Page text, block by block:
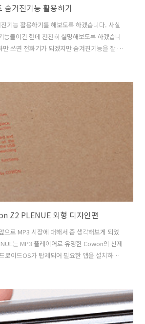
숨겨진기능 활용하기
기능 활용하기를 해보도록 하겠습니다. 사실
능들이긴 한데 천천히 설명해보도록 하겠습니
만 쓰면 전화기가 되겠지만 숨겨진기능을 잘 활
도 특별한 재미를 줄 것입니다. 직접 사용해보
은 살짝 둥글게 되어있어서 손에 잘 잡히더군
을 하고 있습니다. 상단과 하단 부분은 예전의
기도 하구요. 화이트 모델을 써보고 있는데 전
지 괜찮군요. 하단에는 특별한 LED가 들어가
Z2 PLENUE 외형 디자인편
으로 MP3 시장에 대해서 좀 생각해보게 되었
는 MP3 플레이어로 유명한 Cowon의 신제
로이드OS가 탑제되어 필요한 앱을 설치하고
상 사용자들의 필요를 충족해주지 않으면 도
만족하는 제품들이 많이 나오게 될 것 입니다.
코원 Z2 PLENUE는 MP3의 역할뿐만 아니라